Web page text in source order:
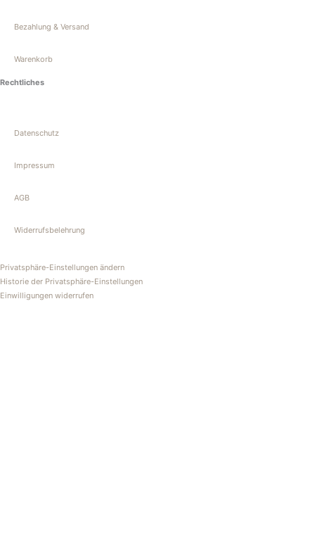
a
m
k
Bezahlung & Versand
Warenkorb
Rechtliches
Datenschutz
Impressum
AGB
Widerrufsbelehrung
Privatsphäre-Einstellungen ändern
Historie der Privatsphäre-Einstellungen
Einwilligungen widerrufen